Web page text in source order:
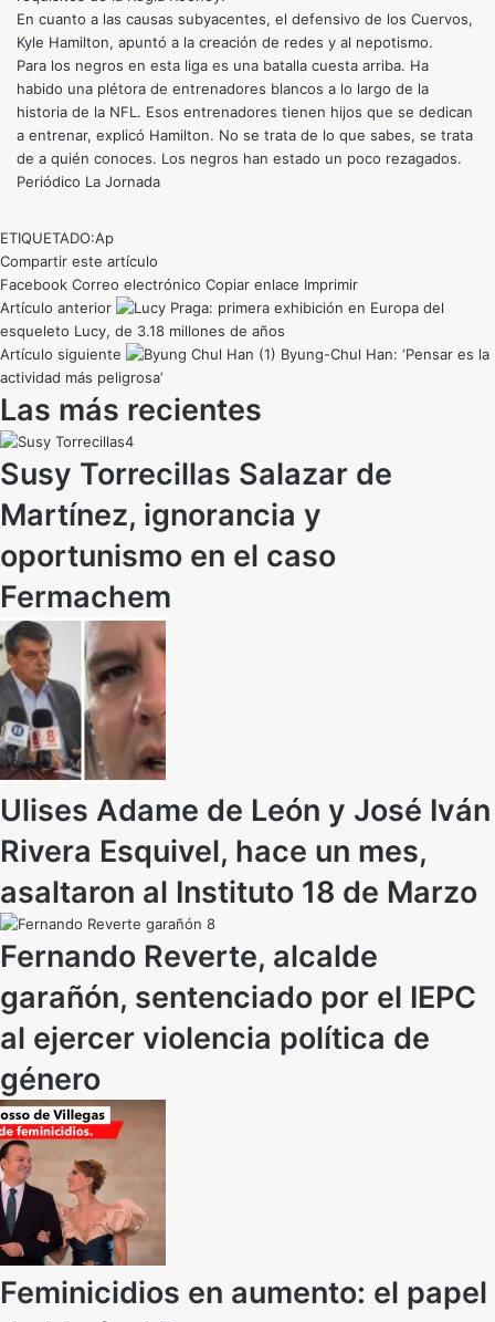
En cuanto a las causas subyacentes, el defensivo de los Cuervos,
Kyle Hamilton, apuntó a la creación de redes y al nepotismo.
Para los negros en esta liga es una batalla cuesta arriba. Ha
habido una plétora de entrenadores blancos a lo largo de la
historia de la NFL. Esos entrenadores tienen hijos que se dedican
a entrenar, explicó Hamilton. No se trata de lo que sabes, se trata
de a quién conoces. Los negros han estado un poco rezagados.
Periódico La Jornada
ETIQUETADO:Ap
Compartir este artículo
Facebook Correo electrónico Copiar enlace Imprimir
Artículo anterior
Praga: primera exhibición en Europa del
esqueleto Lucy, de 3.18 millones de años
Artículo siguiente
Byung-Chul Han: ‘Pensar es la
actividad más peligrosa’
Las más recientes
Susy Torrecillas Salazar de
Martínez, ignorancia y
oportunismo en el caso
Fermachem
Ulises Adame de León y José Iván
Rivera Esquivel, hace un mes,
asaltaron al Instituto 18 de Marzo
Fernando Reverte, alcalde
garañón, sentenciado por el IEPC
al ejercer violencia política de
género
Feminicidios en aumento: el papel